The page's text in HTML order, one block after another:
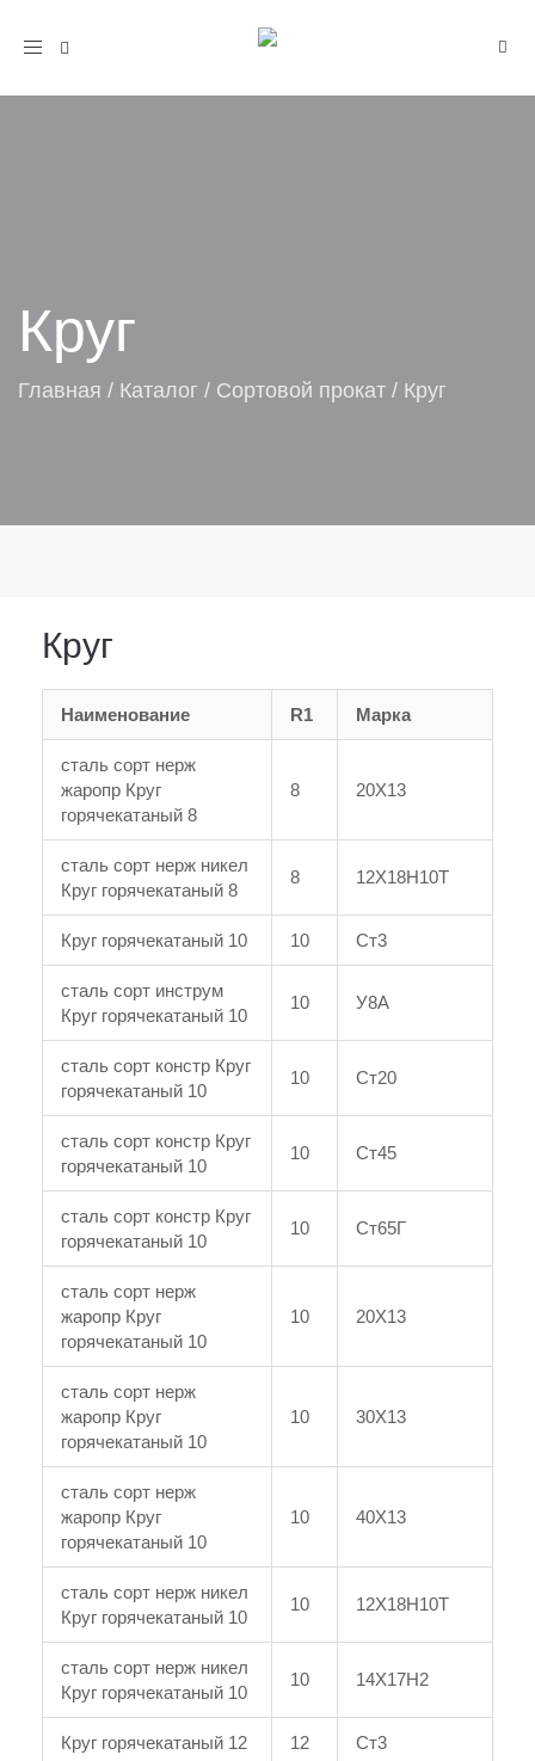
Toggle
Круг
Главная / Каталог / Сортовой прокат / Круг
Круг
Наименование R1 Марка
сталь сорт нерж
жаропр Круг
горячекатаный 8
8 20Х13
сталь сорт нерж никел
Круг горячекатаный 8
8 12Х18Н10Т
Круг горячекатаный 10 10 Ст3
сталь сорт инструм
Круг горячекатаный 10
10 У8А
сталь сорт констр Круг
горячекатаный 10
10 Ст20
сталь сорт констр Круг
горячекатаный 10
10 Ст45
сталь сорт констр Круг
горячекатаный 10
10 Ст65Г
сталь сорт нерж
жаропр Круг
горячекатаный 10
10 20Х13
сталь сорт нерж
жаропр Круг
горячекатаный 10
10 30Х13
сталь сорт нерж
жаропр Круг
горячекатаный 10
10 40Х13
сталь сорт нерж никел
Круг горячекатаный 10
10 12Х18Н10Т
сталь сорт нерж никел
Круг горячекатаный 10
10 14Х17Н2
Круг горячекатаный 12 12 Ст3